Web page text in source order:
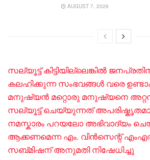
AUGUST 7, 2026
സല്യൂട്ട് കിട്ടിയില്ലെങ്കിൽ
കലഹിക്കുന്ന സംഭവങ്ങൾ വരെ
മനുഷ്യൻ‌ മറ്റൊരു മനുഷ്യനെ
സല്യൂട്ട് ചെയ്യുന്നത്
നമസ്കാരം പറയലോ അഭിവാദ്യം
ആക്കണമെന്ന എം. വിൻസെന്റ്
സബ്മിഷന് അനുമതി നിഷേധിച്ചു